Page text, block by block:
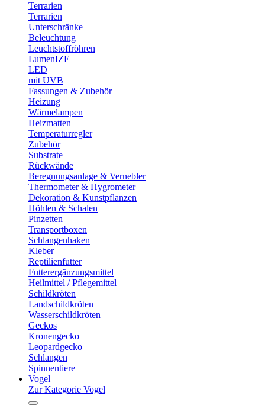
Terrarien
Terrarien
Unterschränke
Beleuchtung
Leuchtstoffröhren
LumenIZE
LED
mit UVB
Fassungen & Zubehör
Heizung
Wärmelampen
Heizmatten
Temperaturregler
Zubehör
Substrate
Rückwände
Beregnungsanlage & Vernebler
Thermometer & Hygrometer
Dekoration & Kunstpflanzen
Höhlen & Schalen
Pinzetten
Transportboxen
Schlangenhaken
Kleber
Reptilienfutter
Futterergänzungsmittel
Heilmittel / Pflegemittel
Schildkröten
Landschildkröten
Wasserschildkröten
Geckos
Kronengecko
Leopardgecko
Schlangen
Spinnentiere
Vogel
Zur Kategorie Vogel